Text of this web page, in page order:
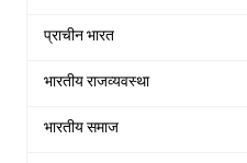
प्राचीन भारत
भारतीय राजव्यवस्था
भारतीय समाज